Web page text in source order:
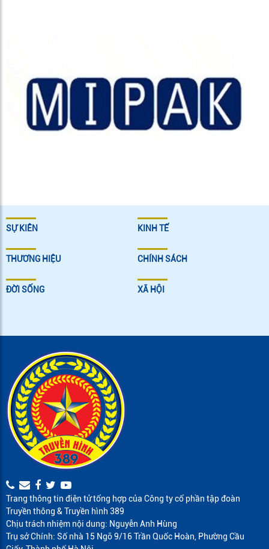
SỰ KIÊN KINH TẾ
THƯƠNG HIỆU CHÍNH SÁCH
ĐỜI SỐNG XÃ HỘI
Trang thông tin điện tử tổng hợp của Công ty cổ phần tập đoàn
Truyền thông & Truyền hình 389
Chịu trách nhiệm nội dung: Nguyễn Anh Hùng
Trụ sở Chính: Số nhà 15 Ngõ 9/16 Trần Quốc Hoàn, Phường Cầu